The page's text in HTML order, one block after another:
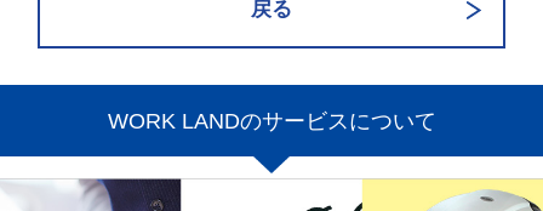
WORK LANDのサービスについて